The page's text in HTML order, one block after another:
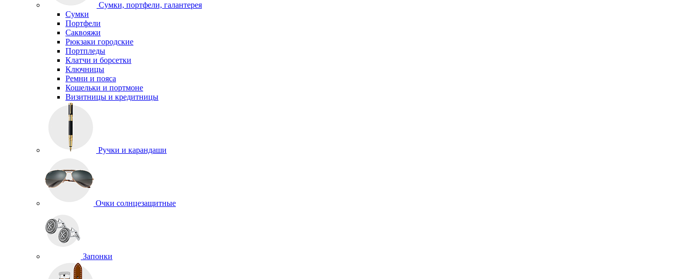
Сумки, портфели, галантерея
Сумки
Портфели
Саквояжи
Рюкзаки городские
Портпледы
Клатчи и борсетки
Ключницы
Ремни и пояса
Кошельки и портмоне
Визитницы и кредитницы
Ручки и карандаши
Очки солнцезащитные
Запонки